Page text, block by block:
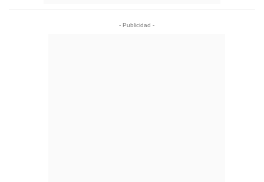
- Publicidad -